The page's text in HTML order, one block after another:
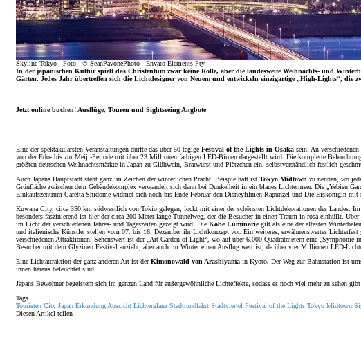
Skyline Tokyo - Foto - © SeanPavonePhoto - Envato Elements Pty
In der japanischen Kultur spielt das Christentum zwar keine Rolle, aber die landesweite Weihnachts- und
Gärten. Jedes Jahr übertreffen sich die Lichtdesigner von Neuem und entwickeln einzigartige „High-Lights“, die
Jetzt online buchen! Ausflüge, Touren und Sightseeing Angbote
Eine der spektakulärsten Veranstaltungen dürfte das über 50-tägige Festival of the Lights in Osaka sein. An
von der Edo- bis zur Meiji-Periode mit über 23 Millionen farbigen LED-Birnen dargestellt wird. Die komplette
größten deutschen Weihnachtsmärkte in Japan zu Glühwein, Bratwurst und Plätzchen ein, selbstverständlich festlich
Auch Japans Hauptstadt steht ganz im Zeichen der winterlichen Pracht. Beispielhaft ist Tokyo Midtown zu nennen, wo
Grünfläche zwischen dem Gebäudekomplex verwandelt sich dann bei Dunkelheit in ein blaues Lichtermeer. Die „Yebisu
Einkaufszentrum Caretta Shidome widmet sich noch bis Ende Februar den Disneyfilmen Rapunzel und Die Eiskönigin
Kuwana City, circa 350 km südwestlich von Tokio gelegen, lockt mit einer der schönsten Lichtdekorationen des Landes. Im
besonders faszinierend ist hier der circa 200 Meter lange Tunnelweg, der die Besucher in einen Traum in rosa einhüllt.
im Licht der verschiedenen Jahres- und Tageszeiten gezeigt wird. Die Kobe Luminariegilt als eine der ältesten
und italienische Künstler stellen vom 07. bis 16. Dezember ihr Lichtkonzept vor. Ein weiteres, erwähnenswertes Lichterfest
verschiedenen Attraktionen. Sehenswert ist der „Art Garden of Light“, wo auf über 6.000 Quadratmetern eine
Besucher mit dem Glyzinen Festival anzieht, aber auch im Winter einen Ausflug wert ist, da über vier Millionen LED-
Eine Lichtattraktion der ganz anderen Art ist derKimonowald von Arashiyama in Kyoto. Der Weg zur Bahnstation ist
innen heraus beleuchtet sind.
Japans Bewohner begeistern sich im ganzen Land für außergewöhnliche Lichteffekte, sodass es noch viel mehr zu sehen
Tags
Touristen City Japan ErkundungAussicht Lichterglanz Stadtrundfahrt Stadtviertel Festival of the Lights Tokyo Midtown
Diesen Artikel teilen